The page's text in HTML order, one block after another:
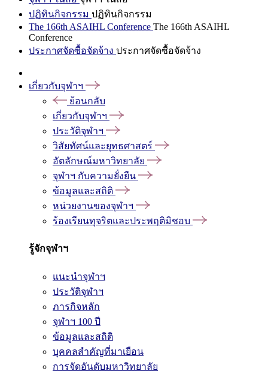
ปฏิทินกิจกรรม ปฏิทินกิจกรรม
The 166th ASAIHL Conference The 166th ASAIHL
Conference
ประกาศจัดซื้อจัดจ้าง ประกาศจัดซื้อจัดจ้าง
เกี่ยวกับจุฬาฯ
ย้อนกลับ
เกี่ยวกับจุฬาฯ
ประวัติจุฬาฯ
วิสัยทัศน์และยุทธศาสตร์
อัตลักษณ์มหาวิทยาลัย
จุฬาฯ กับความยั่งยืน
ข้อมูลและสถิติ
หน่วยงานของจุฬาฯ
ร้องเรียนทุจริตและประพฤติมิชอบ
รู้จักจุฬาฯ
แนะนำจุฬาฯ
ประวัติจุฬาฯ
ภารกิจหลัก
จุฬาฯ 100 ปี
ข้อมูลและสถิติ
บุคคลสำคัญที่มาเยือน
การจัดอันดับมหาวิทยาลัย